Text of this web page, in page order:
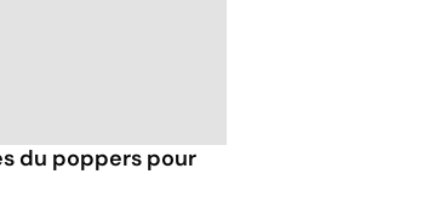
du poppers pour